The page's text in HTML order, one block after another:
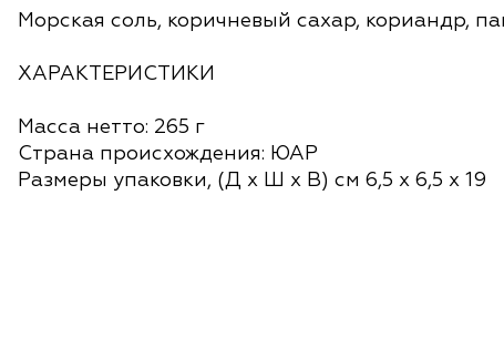
Морская соль, коричневый сахар, кориандр,
ХАРАКТЕРИСТИКИ
Масса нетто: 265 г
Страна происхождения: ЮАР
Размеры упаковки, (Д x Ш x В)